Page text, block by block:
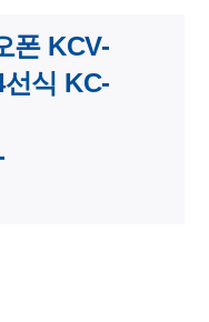
폰 KCV-
식 KC-